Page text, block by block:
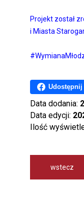
Projekt został
i Miasta
Udostępnij
Data dodania:
Data edycji:
Ilość
wstecz